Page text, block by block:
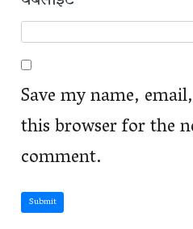
Save my name,
this browser for the
comment.
Submit